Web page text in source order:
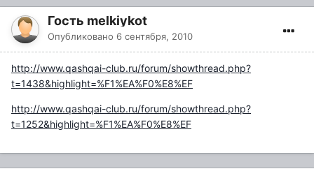
Гость melkiykot
Опубликовано 6 сентября, 2010
http://www.qashqai-club.ru/forum/showthread.php?
t=1438&highlight=%F1%EA%F0%E8%EF
http://www.qashqai-club.ru/forum/showthread.php?
t=1252&highlight=%F1%EA%F0%E8%EF